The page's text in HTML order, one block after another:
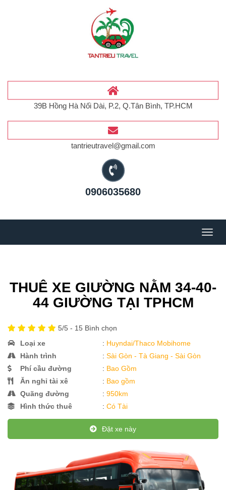
39B Hồng Hà Nối Dài, P.2, Q.Tân Bình, TP.HCM
tantrieutravel@gmail.com
0906035680
Menu
THUÊ XE GIƯỜNG NẰM 34-40-
44 GIƯỜNG TẠI TPHCM
5/5 - 15 Bình chọn
Loại xe
: Huyndai/Thaco Mobihome
Hành trình
:Sài Gòn - Tà Giang - Sài Gòn
Phí cầu đường
: Bao Gồm
Ăn nghỉ tài xê
: Bao gồm
Quãng đường
:950km
Hình thức thuê
:Có Tài
Đặt xe này